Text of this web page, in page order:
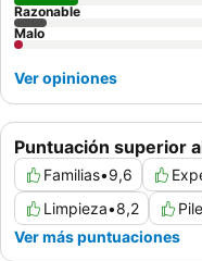
Puntuación superior
Familias•9,6
Limpieza•8,2
Ver más puntuaciones
Razonable
Malo
Ver opiniones